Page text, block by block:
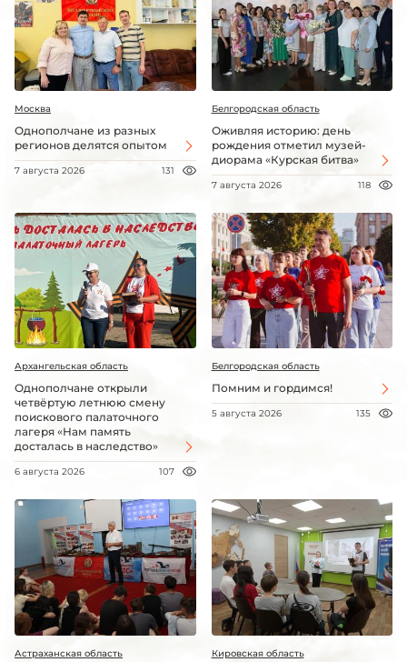
Москва
Однополчане из разных
регионов делятся опытом
7 августа 2026 131
Белгородская область
Оживляя историю: день
рождения отметил музей-
диорама «Курская битва»
7 августа 2026 118
Архангельская область
Однополчане открыли
четвёртую летнюю смену
поискового палаточного
лагеря «Нам память
досталась в наследство»
6 августа 2026 107
Белгородская область
Помним и гордимся!
5 августа 2026 135
Астраханская область Кировская область